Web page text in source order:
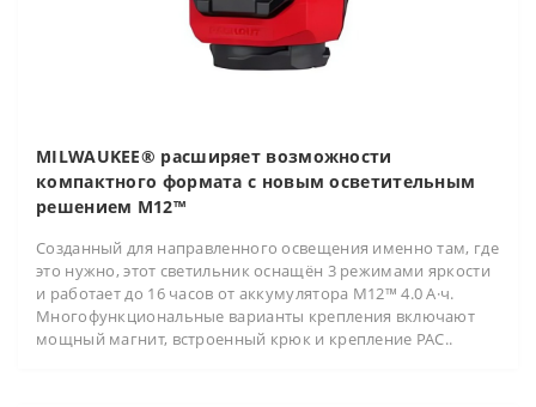
MILWAUKEE® расширяет возможности
компактного формата с новым осветительным
решением M12™
Созданный для направленного освещения именно там, где
это нужно, этот светильник оснащён 3 режимами яркости
и работает до 16 часов от аккумулятора M12™ 4.0 А·ч.
Многофункциональные варианты крепления включают
мощный магнит, встроенный крюк и крепление PAC..